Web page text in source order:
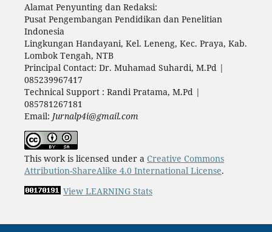
Alamat Penyunting dan Redaksi:
Pusat Pengembangan Pendidikan dan Penelitian
Indonesia
Lingkungan Handayani, Kel. Leneng, Kec. Praya, Kab.
Lombok Tengah, NTB
Principal Contact: Dr. Muhamad Suhardi, M.Pd |
085239967417
Technical Support : Randi Pratama, M.Pd |
085781267181
Email: Jurnalp4i@gmail.com
This work is licensed under a Creative Commons
Attribution-ShareAlike 4.0 International License.
View LEARNING Stats